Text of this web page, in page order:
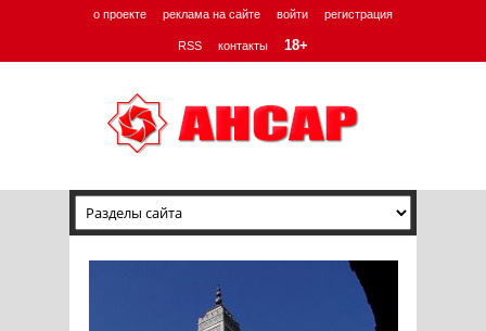
о проекте реклама на сайте войти регистрация
RSS контакты 18+